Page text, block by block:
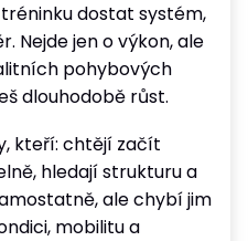
dostat systém,
Nejde jen o výkon, ale
pohybových
dlouhodobě růst.
kteří: chtějí začít
hledají strukturu a
ale chybí jim
mobilitu a